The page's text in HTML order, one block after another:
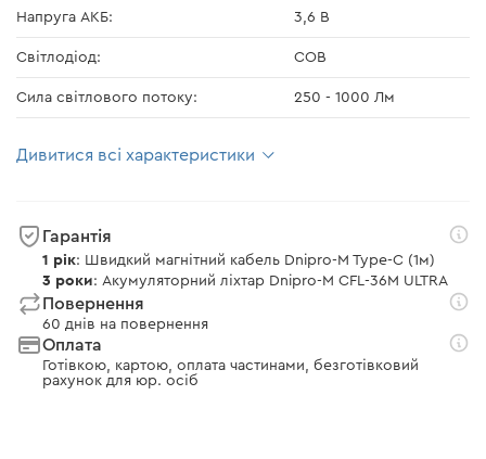
Напруга АКБ: 3,6 В
Світлодіод: COB
Сила світлового потоку: 250 - 1000 Лм
Дивитися всі характеристики
Гарантія
1 рік: Швидкий магнітний кабель Dnipro-M Type-C (1м)
3 роки: Акумуляторний ліхтар Dnipro-M CFL-36M ULTRA
Повернення
60 днів на повернення
Оплата
Готівкою, картою, оплата частинами, безготівковий
рахунок для юр. осіб